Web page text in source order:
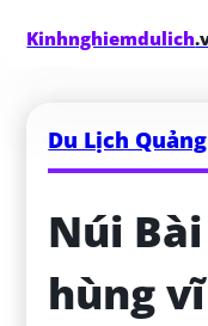
Kinhnghiemdulich
Du Lịch
Núi
hùng